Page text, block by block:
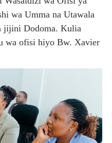
wa Umma na Utawala
jijini Dodoma. Kulia
wa ofisi hiyo Bw. Xavier